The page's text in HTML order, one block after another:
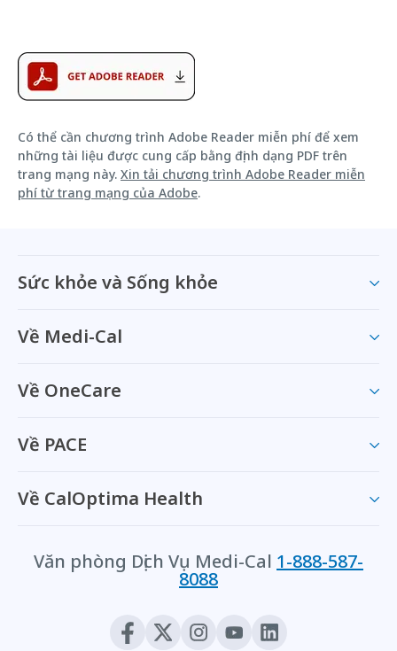
Có thể cần chương trình Adobe Reader miễn phí để xem
những tài liệu được cung cấp bằng định dạng PDF trên
trang mạng này. Xin tải chương trình Adobe Reader miễn
phí từ trang mạng của Adobe.
Sức khỏe và Sống khỏe
Về Medi-Cal
Về OneCare
Về PACE
Về CalOptima Health
Văn phòng Dịch Vụ Medi-Cal 1-888-587-
8088